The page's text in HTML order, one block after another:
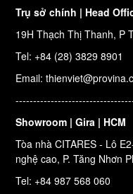
Trụ sở chính | Head
19H Thạch Thị Thanh, P
Tel: +84 (28) 3829 8901
Email:
Showroom | Gira | HCM
Tòa nhà CITARES - Lô
nghệ cao, P. Tăng Nhơn
Tel: +84 987 568 060